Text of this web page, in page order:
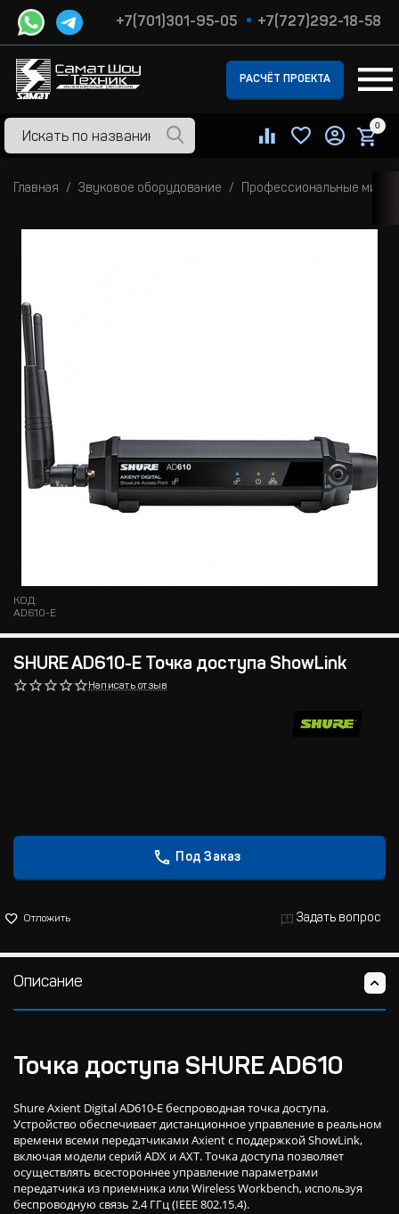
+7(701)301-95-05 +7(727)292-18-58
РАСЧЁТ ПРОЕКТА
0
Главная Звуковое оборудование Профессиональные
КОД:
AD610-E
SHURE AD610-E Точка доступа ShowLink
Написать отзыв
Под Заказ
Отложить Задать вопрос
Описание
Точка доступа SHURE AD610
Shure Axient Digital AD610-E беспроводная точка доступа.
Устройство обеспечивает дистанционное управление в реальном
времени всеми передатчиками Axient с поддержкой ShowLink,
включая модели серий ADX и AXT. Точка доступа позволяет
осуществлять всестороннее управление параметрами
передатчика из приемника или Wireless Workbench, используя
беспроводную связь 2,4 ГГц (IEEE 802.15.4).